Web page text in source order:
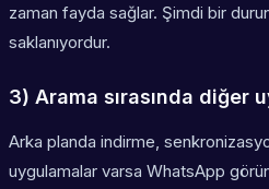
zaman fayda sağlar. Şimdi bir
saklanıyordur.
3) Arama sırasında diğer
Arka planda indirme,
uygulamalar varsa WhatsApp